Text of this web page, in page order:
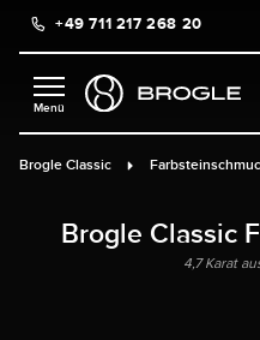
springen
+49 711 217 268 20
Brogle Classic
Brogle Classic
4,7 Karat